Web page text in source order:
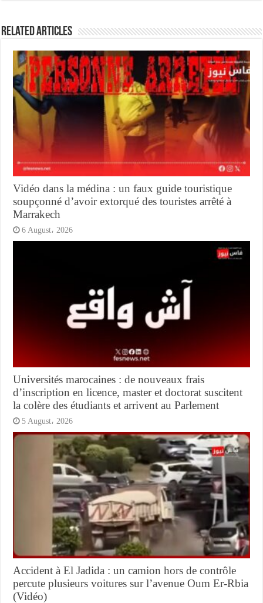
Related Articles
Vidéo dans la médina : un faux guide touristique
soupçonné d’avoir extorqué des touristes arrêté à
Marrakech
6 August، 2026
Universités marocaines : de nouveaux frais
d’inscription en licence, master et doctorat suscitent
la colère des étudiants et arrivent au Parlement
5 August، 2026
Accident à El Jadida : un camion hors de contrôle
percute plusieurs voitures sur l’avenue Oum Er-Rbia
(Vidéo)